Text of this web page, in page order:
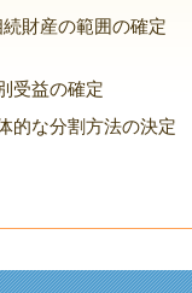
財産の範囲の確定
益の確定
な分割方法の決定